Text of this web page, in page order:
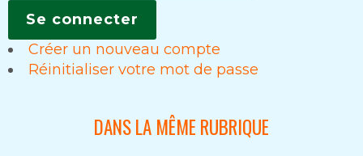
Créer un nouveau compte
Réinitialiser votre mot de passe
DANS LA MÊME RUBRIQUE